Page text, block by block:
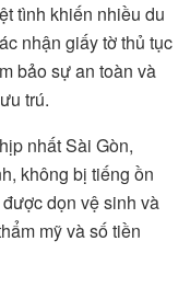
tình khiến nhiều du
nhận giấy tờ thủ tục
bảo sự an toàn và
trú.
nhất Sài Gòn,
không bị tiếng ồn
dọn vệ sinh và
mỹ và số tiền